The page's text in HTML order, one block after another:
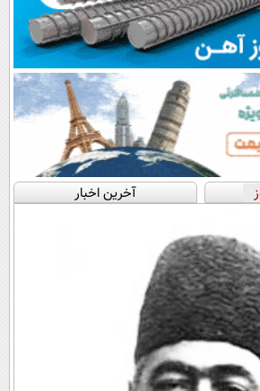
آخرین اخبار